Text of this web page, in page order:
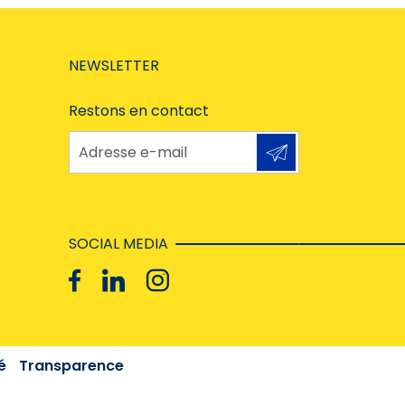
NEWSLETTER
Restons en contact
Adresse e-mail
SOCIAL MEDIA
Transparence